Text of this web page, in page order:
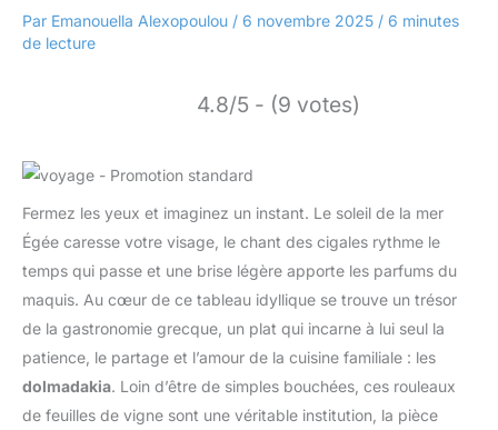
Par Emanouella Alexopoulou / 6 novembre 2025 / 6 minutes
de lecture
4.8/5 - (9 votes)
Fermez les yeux et imaginez un instant. Le soleil de la mer
Égée caresse votre visage, le chant des cigales rythme le
temps qui passe et une brise légère apporte les parfums du
maquis. Au cœur de ce tableau idyllique se trouve un trésor
de la gastronomie grecque, un plat qui incarne à lui seul la
patience, le partage et l’amour de la cuisine familiale : les
dolmadakia. Loin d’être de simples bouchées, ces rouleaux
de feuilles de vigne sont une véritable institution, la pièce